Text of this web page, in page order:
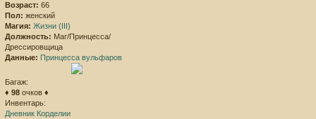
Возраст: 66
Пол: женский
Магия: Жизни (III)
Должность: Маг/Принцесса/
Дрессировщица
Данные: Принцесса вульфаров
Багаж:
♦ 98 очков ♦
Инвентарь:
Дневник Корделии